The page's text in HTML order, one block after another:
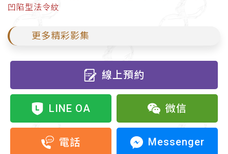
凹陷型法令紋
更多精彩影集
線上預約
LINE OA 微信
電話 Messenger